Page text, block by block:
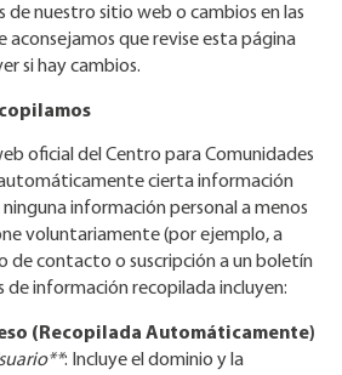
de nuestro sitio web o cambios en las
aconsejamos que revise esta página
si hay cambios.
oficial del Centro para Comunidades
automáticamente cierta información
información personal a menos
voluntariamente (por ejemplo, a
de contacto o suscripción a un boletín
información recopilada incluyen:
(Recopilada Automáticamente)
: Incluye el dominio y la